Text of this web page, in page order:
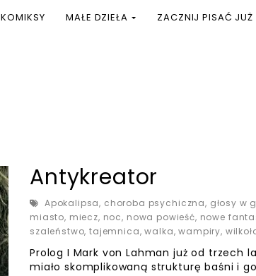
KOMIKSY MAŁE DZIEŁA ZACZNIJ PISAĆ JUŻ
Antykreator
Apokalipsa, choroba psychiczna, głosy w
miasto, miecz, noc, nowa powieść, nowe
szaleństwo,tajemnica,walka,wampiry,
Prolog I Mark von Lahman już od trzech
miało skomplikowaną strukturę baśni i